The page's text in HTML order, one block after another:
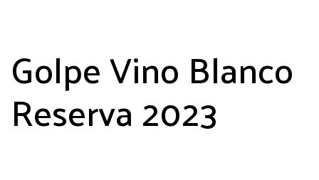
Golpe Vino Blanco
Reserva 2023